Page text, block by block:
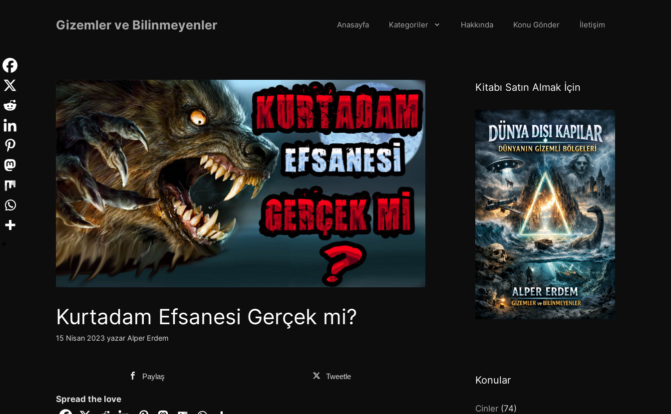
Gizemler ve Bilinmeyenler Anasayfa Kategoriler Hakkında Konu Gönder İletişim
Kurtadam Efsanesi Gerçek mi?
15 Nisan 2023 yazar Alper Erdem
Paylaş Tweetle
Spread the love
Kitabı Satın Almak İçin
Konular
Cinler (74)